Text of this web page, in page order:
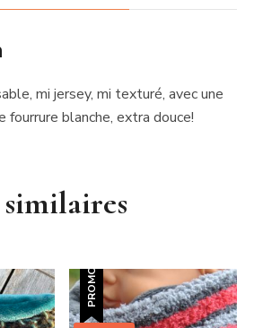
mi jersey, mi texturé, avec une
fourrure blanche, extra douce!
PROMO !